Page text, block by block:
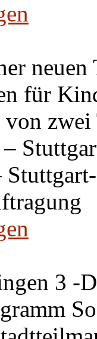
neuen
für
–
3 -